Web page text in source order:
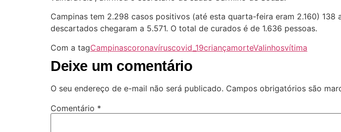
Campinas tem 2.298 casos positivos (até esta quarta-feira eram 2.160)
descartados chegaram a 5.571. O total de curados é de 1.636 pessoas.
Com a tagCampinascoronavíruscovid_19criançamorteValinhosvítima
Deixe um comentário
O seu endereço de e-mail não será publicado. Campos obrigatórios são
Comentário *